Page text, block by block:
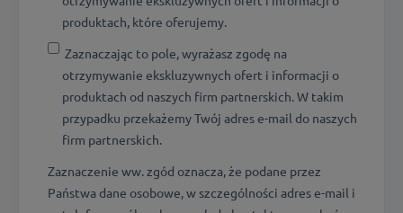
produktach, które oferujemy.
Zaznaczając to pole, wyrażasz zgodę na
otrzymywanie ekskluzywnych ofert i informacji o
produktach od naszych firm partnerskich. W takim
przypadku przekażemy Twój adres e-mail do naszych
firm partnerskich.
Zaznaczenie ww. zgód oznacza, że podane przez
Państwa dane osobowe, w szczególności adres e-mail i